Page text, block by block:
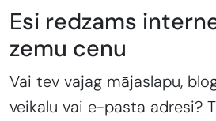
Esi redzams
zemu cenu
Vai tev vajag mājaslapu,
veikalu vai e-pasta adresi?